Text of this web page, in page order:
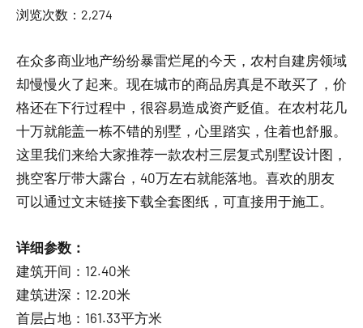
浏览次数：2,274
在众多商业地产纷纷暴雷烂尾的今天，农村自建房领域
却慢慢火了起来。现在城市的商品房真是不敢买了，价
格还在下行过程中，很容易造成资产贬值。在农村花几
十万就能盖一栋不错的别墅，心里踏实，住着也舒服。
这里我们来给大家推荐一款农村三层复式别墅设计图，
挑空客厅带大露台，40万左右就能落地。喜欢的朋友
可以通过文末链接下载全套图纸，可直接用于施工。
详细参数：
建筑开间：12.40米
建筑进深：12.20米
首层占地：161.33平方米